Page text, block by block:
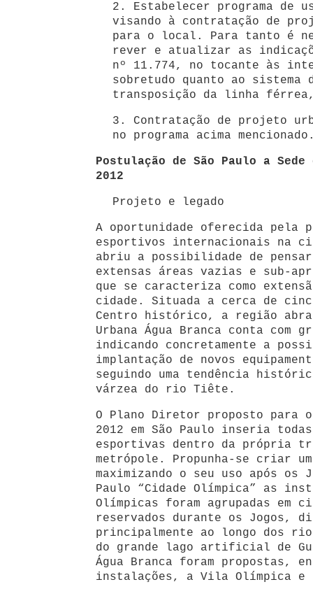
2. Estabelecer programa de
visando à contratação de
para o local. Para tanto é
rever e atualizar as
nº 11.774, no tocante às
sobretudo quanto ao sistema
transposição da linha
3. Contratação de projeto
no programa acima
Postulação de São Paulo a
2012
Projeto e legado
A oportunidade oferecida pela
esportivos internacionais na
abriu a possibilidade de
extensas áreas vazias e sub-
que se caracteriza como
cidade. Situada a cerca de
Centro histórico, a região
Urbana Água Branca conta com
indicando concretamente a
implantação de novos
seguindo uma tendência
várzea do rio Tiête.
O Plano Diretor proposto para
2012 em São Paulo inseria
esportivas dentro da própria
metrópole. Propunha-se criar
maximizando o seu uso após os
Paulo “Cidade Olímpica” as
Olímpicas foram agrupadas em
reservados durante os Jogos,
principalmente ao longo dos
do grande lago artificial de
Água Branca foram propostas,
instalações, a Vila Olímpica e